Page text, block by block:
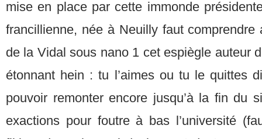
mise en place par cette immonde
francillienne, née à Neuilly faut
de la Vidal sous nano 1 cet espiègle auteur
étonnant hein : tu l’aimes ou tu le quittes
pouvoir remonter encore jusqu’à la fin du
exactions pour foutre à bas l’université